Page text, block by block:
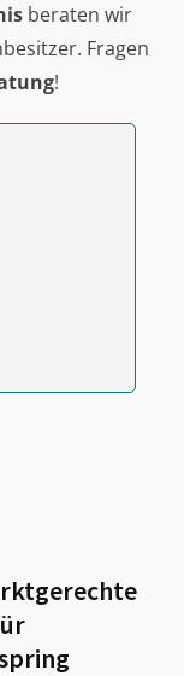
beraten wir
Fragen
!